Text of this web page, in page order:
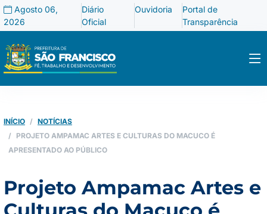
Agosto 06,
2026
Diário
Oficial
Ouvidoria
Portal de
Transparência
INÍCIO
NOTÍCIAS
PROJETO AMPAMAC ARTES E CULTURAS DO MACUCO É
APRESENTADO AO PÚBLICO
Projeto Ampamac Artes e